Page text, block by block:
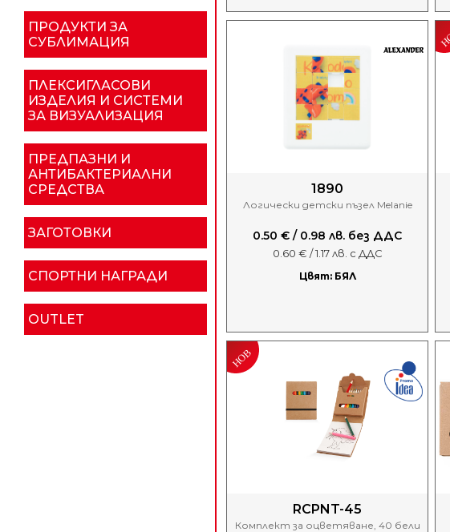
ПРОДУКТИ ЗА
СУБЛИМАЦИЯ
ПЛЕКСИГЛАСОВИ
ИЗДЕЛИЯ И СИСТЕМИ
ЗА ВИЗУАЛИЗАЦИЯ
ПРЕДПАЗНИ И
АНТИБАКТЕРИАЛНИ
СРЕДСТВА
ЗАГОТОВКИ
СПОРТНИ НАГРАДИ
OUTLET
1890
Логически детски пъзел Melanie
0.50 € / 0.98 лв. без ДДС
0.60 € / 1.17 лв. с ДДС
Цвят: БЯЛ
RCPNT-45
Комплект за оцветяване, 40 бели